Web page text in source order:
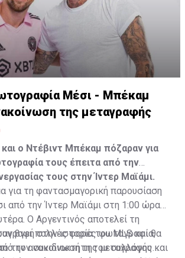
Μέσι - Μπέκαμ
της μεταγραφής
ο Ντέβιντ Μπέκαμ πόζαραν για
τους έπειτα από την
τους στην Ίντερ Μαϊάμι.
για τη φαντασμαγορική παρουσίαση
από την Ίντερ Μαϊάμι στη 1:00 ώρα
Ο Αργεντινός αποτελεί τη
στην ιστορία του MLS και θα
τον συνιδιοκτήτη του συλλόγου και
βγει πολλές φορές φωτογραφία,
την ανακοίνωση της μεταγραφής